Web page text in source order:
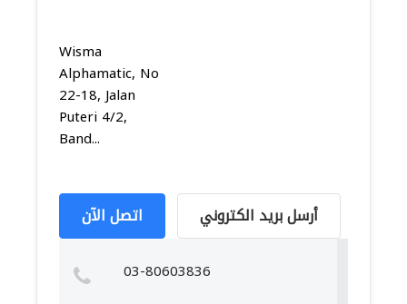
Wisma
Alphamatic, No
22-18, Jalan
Puteri 4/2,
Band...
اتصل الآن أرسل بريد الكتروني
03-80603836